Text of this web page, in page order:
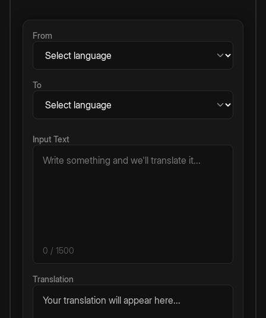
From
To
Input Text
0 / 1500
Translation
Your translation will appear here...